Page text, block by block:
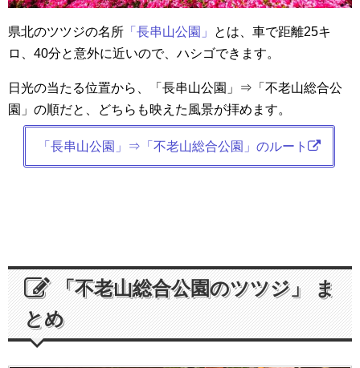
県北のツツジの名所 「長串山公園」
とは、車で距離25キ
ロ、40分と意外に近いので、ハシゴできます。
日光の当たる位置から、「長串山公園」⇒「不老山総合公
園」の順だと、どちらも映えた風景が拝めます。
「長串山公園」⇒「不老山総合公園」のルート
「不老山総合公園のツツジ」 ま
とめ